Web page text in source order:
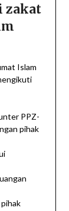
zakat
Islam
PPZ-
pihak